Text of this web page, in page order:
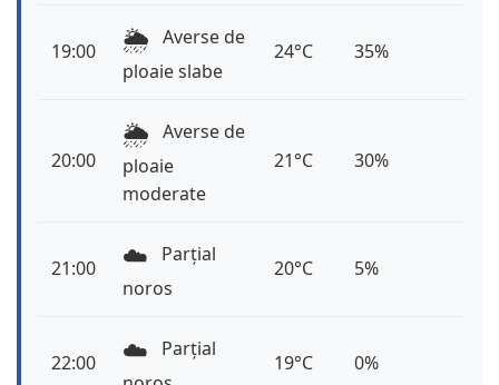
19:00 🌦️ Averse de
ploaie slabe
24°C 35%
20:00
🌦️ Averse de
ploaie
moderate
21°C 30%
21:00 ☁️
Parțial
noros
20°C 5%
22:00 ☁️
Parțial
19°C 0%